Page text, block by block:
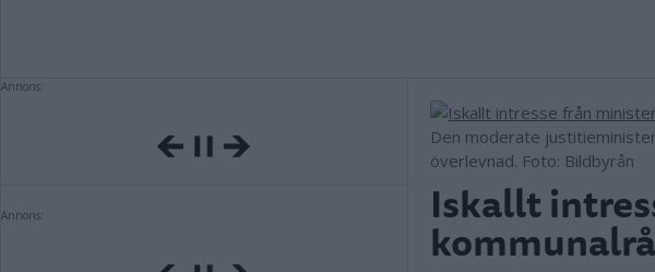
Annons:
Annons:
Den moderate
överlevnad. Foto: Bildbyrån
Iskallt